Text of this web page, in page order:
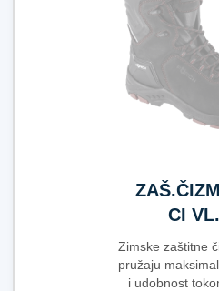
CI
Zimske zaštitne
pružaju
i udobnost